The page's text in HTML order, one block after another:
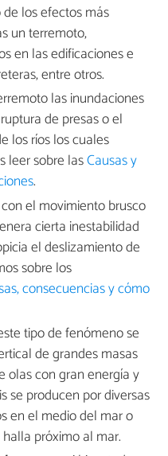
de los efectos más
un terremoto,
en las edificaciones e
entre otros.
las inundaciones
de presas o el
los ríos los cuales
leer sobre lasCausas y
.
el movimiento brusco
cierta inestabilidad
el deslizamiento de
sobre los
consecuencias y cómo
tipo de fenómeno se
de grandes masas
olas con gran energía y
se producen por diversas
en el medio del mar o
próximo al mar.